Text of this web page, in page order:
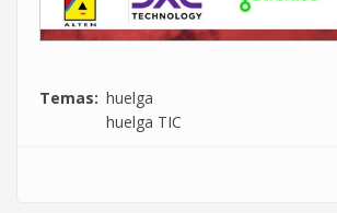
Temas
huelga
huelga TIC